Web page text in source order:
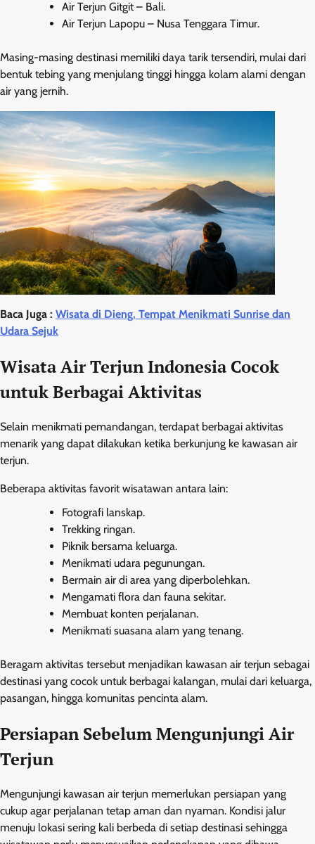
Air Terjun Gitgit – Bali.
Air Terjun Lapopu – Nusa Tenggara Timur.
Masing-masing destinasi memiliki daya tarik tersendiri, mulai dari
bentuk tebing yang menjulang tinggi hingga kolam alami dengan
air yang jernih.
Baca Juga : Wisata di Dieng, Tempat Menikmati Sunrise dan
Udara Sejuk
Wisata Air Terjun Indonesia Cocok
untuk Berbagai Aktivitas
Selain menikmati pemandangan, terdapat berbagai aktivitas
menarik yang dapat dilakukan ketika berkunjung ke kawasan air
terjun.
Beberapa aktivitas favorit wisatawan antara lain:
Fotografi lanskap.
Trekking ringan.
Piknik bersama keluarga.
Menikmati udara pegunungan.
Bermain air di area yang diperbolehkan.
Mengamati flora dan fauna sekitar.
Membuat konten perjalanan.
Menikmati suasana alam yang tenang.
Beragam aktivitas tersebut menjadikan kawasan air terjun sebagai
destinasi yang cocok untuk berbagai kalangan, mulai dari keluarga,
pasangan, hingga komunitas pencinta alam.
Persiapan Sebelum Mengunjungi Air
Terjun
Mengunjungi kawasan air terjun memerlukan persiapan yang
cukup agar perjalanan tetap aman dan nyaman. Kondisi jalur
menuju lokasi sering kali berbeda di setiap destinasi sehingga